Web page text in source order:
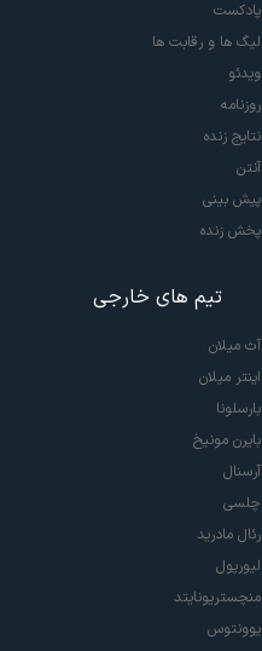
پادکست
لیگ ها و رقابت ها
ویدئو
روزنامه
نتایج زنده
آنتن
پیش بینی
پخش زنده
تیم های خارجی
آث میلان
اینتر میلان
بارسلونا
بایرن مونیخ
آرسنال
چلسی
رئال مادرید
لیورپول
منچستریونایتد
یوونتوس